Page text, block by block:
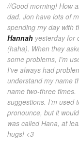
//Good morning! How
dad. Jon have lots of
spending my day with
Hannah yesterday for
(haha). When they
some problems, I’m
I’ve always had
understand my name
name two-three times.
suggestions. I’m used
pronounce, but it
was called Hana, at
hugs! <3